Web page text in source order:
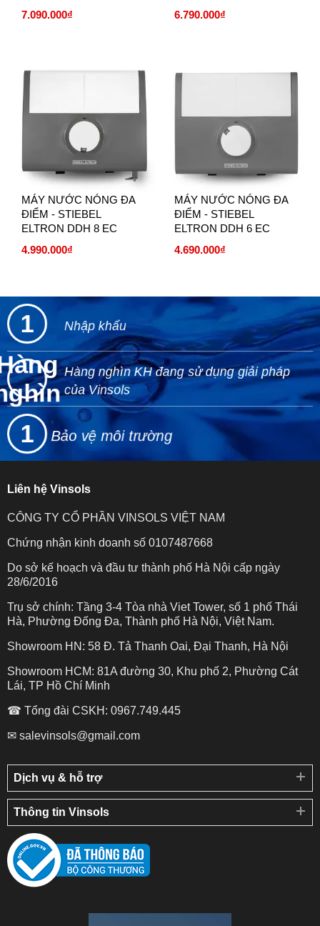
7.090.000₫
6.790.000₫
MÁY NƯỚC NÓNG ĐA
ĐIỂM - STIEBEL
ELTRON DDH 8 EC
4.990.000₫
MÁY NƯỚC NÓNG ĐA
ĐIỂM - STIEBEL
ELTRON DDH 6 EC
4.690.000₫
1 Nhập khẩu
Hàng nghìn KH đang sử dụng giải pháp
của Vinsols
1 Bảo vệ môi trường
Liên hệ Vinsols
CÔNG TY CỔ PHẦN VINSOLS VIỆT NAM
Chứng nhận kinh doanh số 0107487668
Do sở kế hoạch và đầu tư thành phố Hà Nội cấp ngày
28/6/2016
Trụ sở chính: Tầng 3-4 Tòa nhà Viet Tower, số 1 phố Thái
Hà, Phường Đống Đa, Thành phố Hà Nội, Việt Nam.
Showroom HN: 58 Đ. Tả Thanh Oai, Đại Thanh, Hà Nội
Showroom HCM: 81A đường 30, Khu phố 2, Phường Cát
Lái, TP Hồ Chí Minh
☎ Tổng đài CSKH: 0967.749.445
✉ salevinsols@gmail.com
Dịch vụ & hỗ trợ
Thông tin Vinsols